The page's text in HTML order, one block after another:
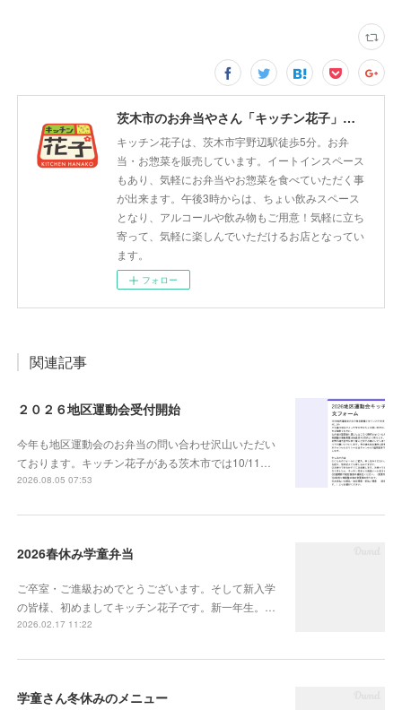
茨木市のお弁当やさん「キッチン花子」ちょい飲みスペース「サウス」
キッチン花子は、茨木市宇野辺駅徒歩5分。お弁
当・お惣菜を販売しています。イートインスペース
もあり、気軽にお弁当やお惣菜を食べていただく事
が出来ます。午後3時からは、ちょい飲みスペース
となり、アルコールや飲み物もご用意！気軽に立ち
寄って、気軽に楽しんでいただけるお店となってい
ます。
フォロー
関連記事
２０２６地区運動会受付開始
今年も地区運動会のお弁当の問い合わせ沢山いただい
ております。キッチン花子がある茨木市では10/11…
2026.08.05 07:53
2026春休み学童弁当
ご卒室・ご進級おめでとうございます。そして新入学
の皆様、初めましてキッチン花子です。新一年生。…
2026.02.17 11:22
学童さん冬休みのメニュー